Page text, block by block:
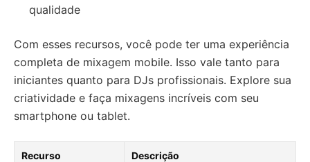
qualidade
Com esses recursos, você pode ter uma experiência
completa de mixagem mobile. Isso vale tanto para
iniciantes quanto para DJs profissionais. Explore sua
criatividade e faça mixagens incríveis com seu
smartphone ou tablet.
Recurso Descrição